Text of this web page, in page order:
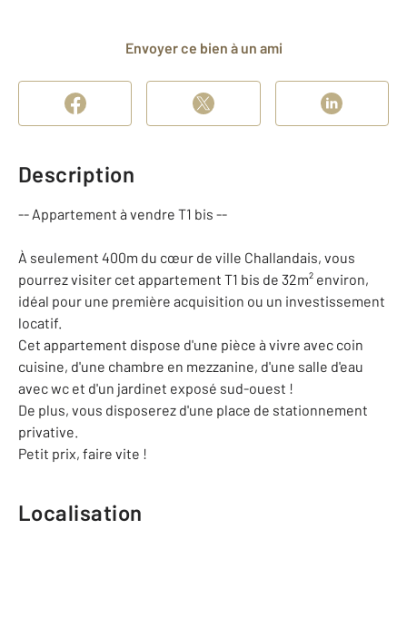
Envoyer ce bien à un ami
Description
-- Appartement à vendre T1 bis --
À seulement 400m du cœur de ville Challandais, vous
pourrez visiter cet appartement T1 bis de 32m² environ,
idéal pour une première acquisition ou un investissement
locatif.
Cet appartement dispose d'une pièce à vivre avec coin
cuisine, d'une chambre en mezzanine, d'une salle d'eau
avec wc et d'un jardinet exposé sud-ouest !
De plus, vous disposerez d'une place de stationnement
privative.
Petit prix, faire vite !
Localisation